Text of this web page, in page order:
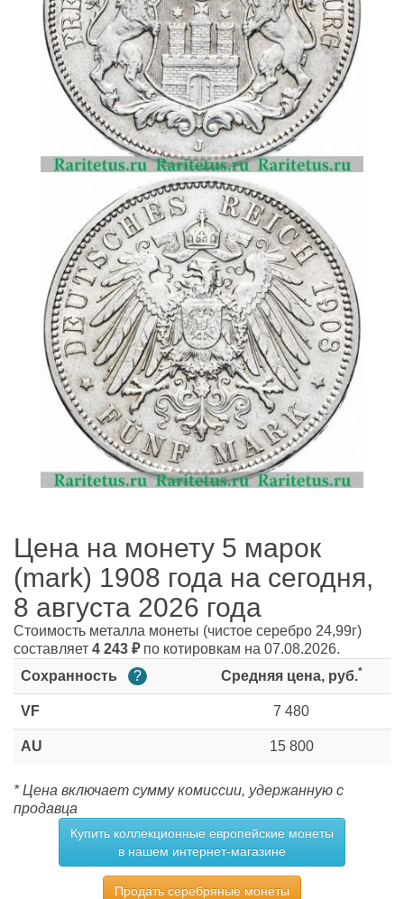
Цена на монету 5 марок
(mark) 1908 года на сегодня,
8 августа 2026 года
Стоимость металла монеты (чистое серебро 24,99г)
составляет 4 243 ₽по котировкам на 07.08.2026.
Сохранность
? Средняя цена, руб.*
VF 7 480
AU 15 800
* Цена включает сумму комиссии, удержанную с
продавца
Купить коллекционные европейские монеты
в нашем интернет-магазине
Продать серебряные монеты